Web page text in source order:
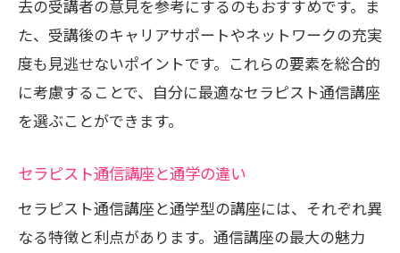
去の受講者の意見を参考にするのもおすすめです。ま
た、受講後のキャリアサポートやネットワークの充実
度も見逃せないポイントです。これらの要素を総合的
に考慮することで、自分に最適なセラピスト通信講座
を選ぶことができます。
セラピスト通信講座と通学の違い
セラピスト通信講座と通学型の講座には、それぞれ異
なる特徴と利点があります。通信講座の最大の魅力